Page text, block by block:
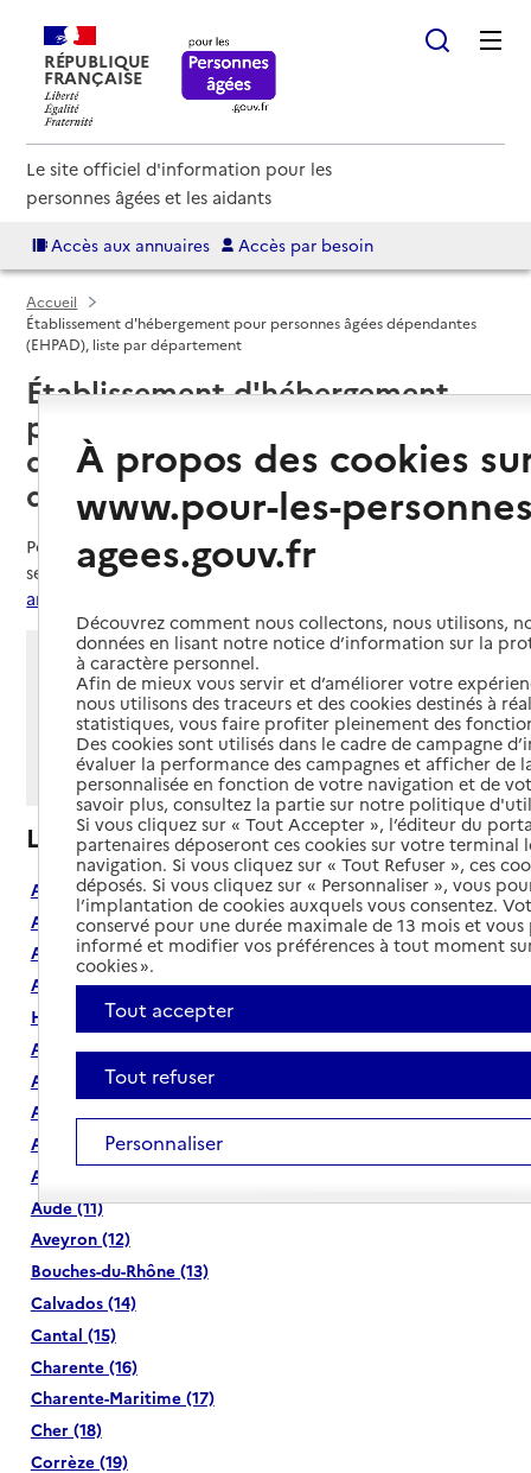
RÉPUBLIQUE
FRANÇAISE
Le site officiel d'information pour les
personnes âgées et les aidants
Accès aux annuaires Accès par besoin
Accueil
Établissement d'hébergement pour personnes âgées dépendantes
(EHPAD), liste par département
Établissement d'hébergement
pour personnes âgées
dépendantes (EHPAD), liste par
département
Pour en savoir plus sur les annuaires, les établissements et
services présentés, consultez la « présentation des
annuaires
Cherchez un département
Confirmer
Liste des départements
Ain (01)
Aisne (02)
Allier (03)
Alpes-de-Haute-Provence (04)
Hautes-Alpes (05)
Alpes-Maritimes (06)
Ardèche (07)
Ardennes (08)
Ariège (09)
Aube (10)
Aude (11)
Aveyron (12)
Bouches-du-Rhône (13)
Calvados (14)
Cantal (15)
Charente (16)
Charente-Maritime (17)
Cher (18)
Corrèze (19)
À propos des cookies
www.pour-les-
agees.gouv.fr
Découvrez comment nous collectons, nous utilisons,
données en lisant notre notice d’information sur la
à caractère personnel.
Afin de mieux vous servir et d’améliorer votre
nous utilisons des traceurs et des cookies destinés à
statistiques, vous faire profiter pleinement des
Des cookies sont utilisés dans le cadre de campagne
évaluer la performance des campagnes et afficher de
personnalisée en fonction de votre navigation et de
savoir plus, consultez la partie sur notre politique
Si vous cliquez sur « Tout Accepter », l’éditeur du
partenaires déposeront ces cookies sur votre terminal
navigation. Si vous cliquez sur « Tout Refuser », ces
déposés. Si vous cliquez sur « Personnaliser », vous
l’implantation de cookies auxquels vous consentez.
conservé pour une durée maximale de 13 mois et
informé et modifier vos préférences à tout moment
cookies ».
Tout accepter
Tout refuser
Personnaliser